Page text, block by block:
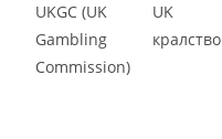
UKGC (UK
Gambling
Commission)
UK
кралство